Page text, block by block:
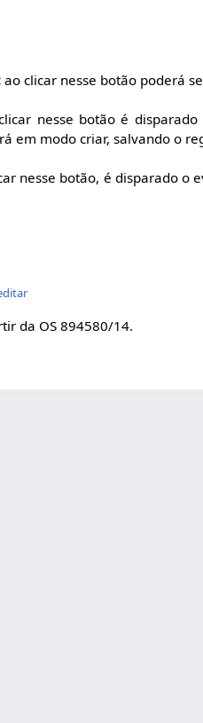
ao clicar nesse botão poderá
nesse botão é
em modo criar, salvando o
nesse botão, é disparado o
da OS 894580/14.